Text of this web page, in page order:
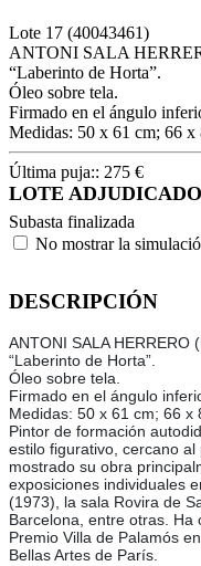
Lote 17 (40043461)
ANTONI SALA
“Laberinto de Horta”.
Óleo sobre tela.
Firmado en el ángulo
Medidas: 50 x 61 cm; 66 x
Última puja:: 275 €
LOTE ADJUDICADO
Subasta finalizada
No mostrar la
DESCRIPCIÓN
ANTONI SALA HERRERO
“Laberinto de Horta”.
Óleo sobre tela.
Firmado en el ángulo
Medidas: 50 x 61 cm; 66 x
Pintor de formación
estilo figurativo, cercano
mostrado su obra
exposiciones individuales
(1973), la sala Rovira de
Barcelona, entre otras. Ha
Premio Villa de Palamós
Bellas Artes de París.